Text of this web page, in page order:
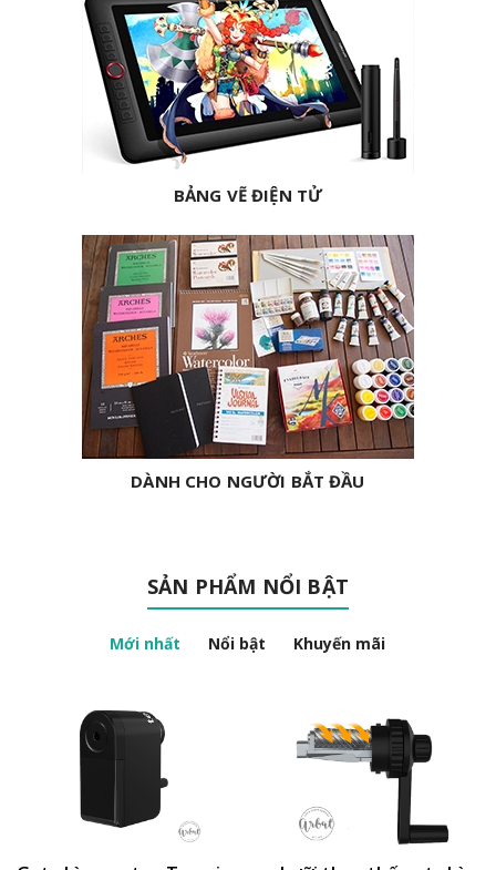
BẢNG VẼ ĐIỆN TỬ
DÀNH CHO NGƯỜI BẮT ĐẦU
SẢN PHẨM NỔI BẬT
Mới nhất Nổi bật Khuyến mãi